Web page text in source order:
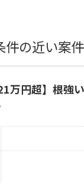
件の近い案件
万円超】根強